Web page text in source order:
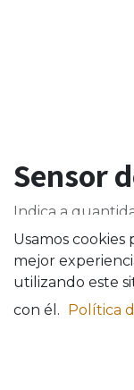
Sensor
Indica a
tanque por
interface CAN.
Usamos
mejor
utilizando este
con él.
Política